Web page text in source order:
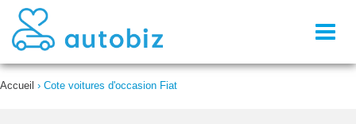
Accueil › Cote voitures d'occasion Fiat